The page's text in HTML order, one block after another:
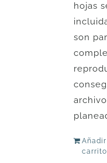
hojas
son
carrito